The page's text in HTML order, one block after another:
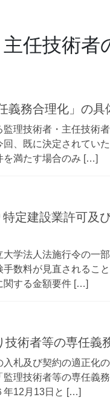
任技術者
義務合理化」の
理技術者・主任技術
、既に決定されてい
を満たす場合のみ […]
定建設業許可及
大学法人法施行令の一
数料が見直されるこ
関する金額要件 […]
技術者等の専任義
入札及び契約の適正化
理技術者等の専任義
年12月13日と […]